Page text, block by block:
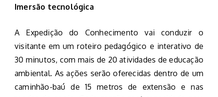
Imersão tecnológica
A Expedição do Conhecimento vai conduzir o
visitante em um roteiro pedagógico e interativo de
30 minutos, com mais de 20 atividades de educação
ambiental. As ações serão oferecidas dentro de um
caminhão-baú de 15 metros de extensão e nas